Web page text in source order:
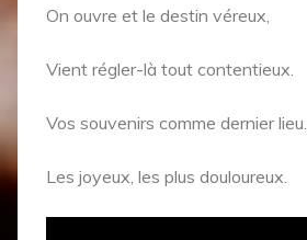
On ouvre et le destin véreux,
Vient régler-là tout contentieux.
Vos souvenirs comme dernier lieu.
Les joyeux, les plus douloureux.